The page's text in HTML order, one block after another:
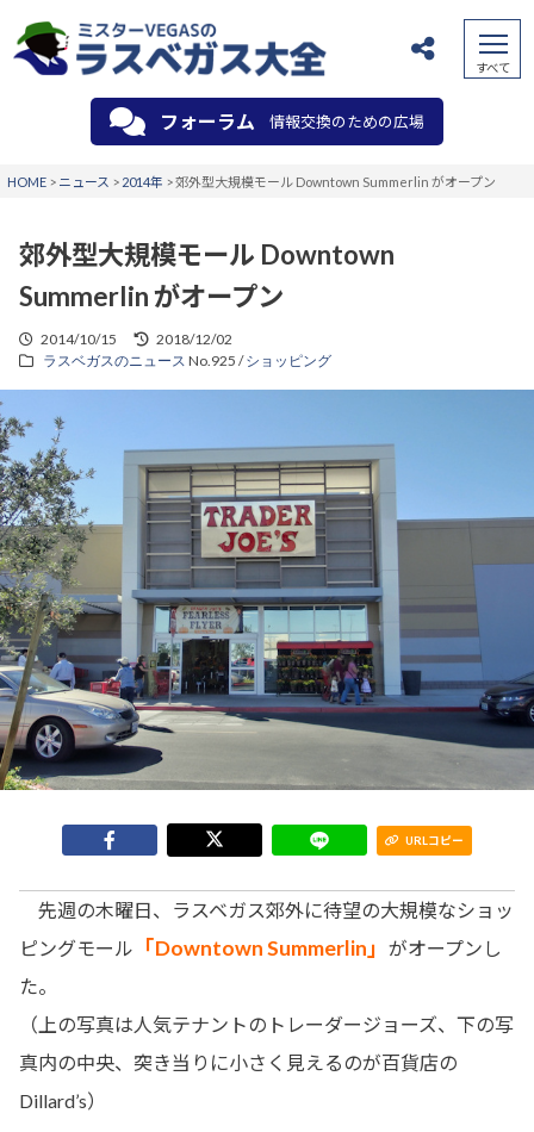
フォーラム 情報交換のための広場
HOME> ニュース > 2014年 >郊外型大規模モール Downtown Summerlin がオープン
郊外型大規模モール Downtown
Summerlin がオープン
2014/10/15
2018/12/02
ラスベガスのニュース No.925 /ショッピング
URLコピー
先週の木曜日、ラスベガス郊外に待望の大規模なショッ
ピングモール
「Downtown Summerlin」 がオープンし
た。
（上の写真は人気テナントのトレーダージョーズ、下の写
真内の中央、突き当りに小さく見えるのが百貨店の
Dillard’s）